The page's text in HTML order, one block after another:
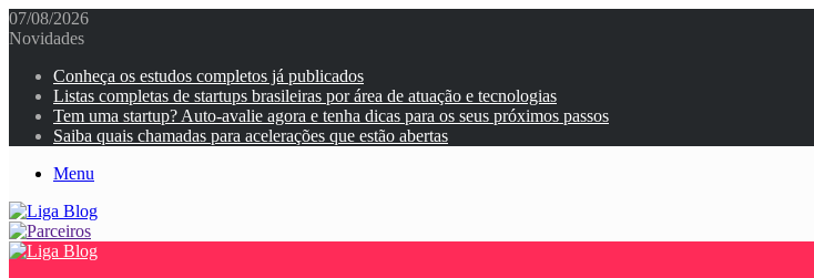
07/08/2026
Novidades
Conheça os estudos completos já publicados
Listas completas de startups brasileiras por área de atuação e tecnologias
Tem uma startup? Auto-avalie agora e tenha dicas para os seus próximos passos
Saiba quais chamadas para acelerações que estão abertas
Menu